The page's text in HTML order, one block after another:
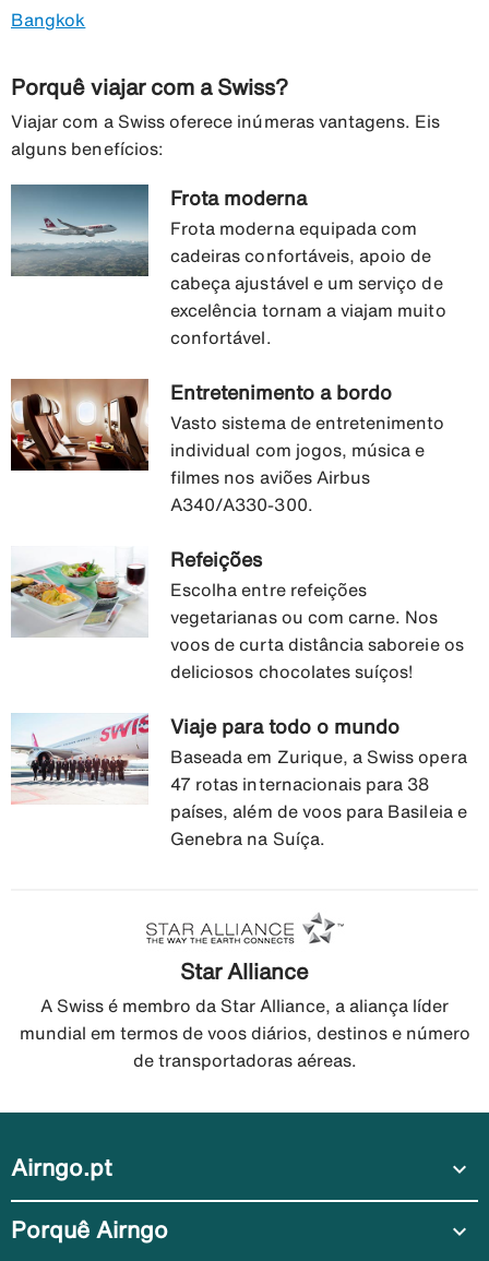
Bangkok
Porquê viajar com a Swiss?
Viajar com a Swiss oferece inúmeras vantagens. Eis
alguns benefícios:
Frota moderna
Frota moderna equipada com
cadeiras confortáveis, apoio de
cabeça ajustável e um serviço de
excelência tornam a viajam muito
confortável.
Entretenimento a bordo
Vasto sistema de entretenimento
individual com jogos, música e
filmes nos aviões Airbus
A340/A330-300.
Refeições
Escolha entre refeições
vegetarianas ou com carne. Nos
voos de curta distância saboreie os
deliciosos chocolates suíços!
Viaje para todo o mundo
Baseada em Zurique, a Swiss opera
47 rotas internacionais para 38
países, além de voos para Basileia e
Genebra na Suíça.
Star Alliance
A Swiss é membro da Star Alliance, a aliança líder
mundial em termos de voos diários, destinos e número
de transportadoras aéreas.
Airngo.pt expand_more
Porquê Airngo expand_more